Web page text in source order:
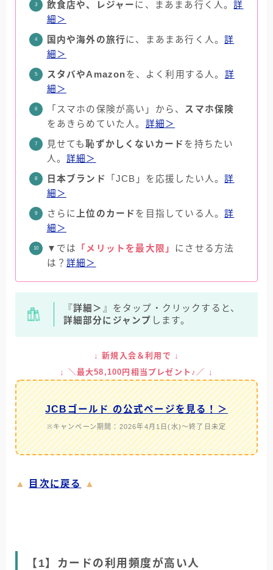
飲食店や、レジャーに、まあまあ行く人。詳
細＞
国内や海外の旅行に、まあまあ行く人。詳
細＞
スタバやAmazonを、よく利用する人。 詳
細＞
「スマホの保険が高い」から、 スマホ保険
をあきらめていた人。 詳細＞
見せても恥ずかしくないカード を持ちたい
人。 詳細＞
日本ブランド 「JCB」を応援したい人。詳
細＞
さらに上位のカード を目指している人。詳
細＞
▼では 「メリットを最大限」 にさせる方法
は？ 詳細＞
『詳細＞ 』をタップ・クリックすると、
詳細部分にジャンプ します。
↓ 新規入会＆利用で ↓
↓ ＼最大58,100円相当プレゼント♪／ ↓
JCBゴールド の公式ページを見る！＞
※キャンペーン期間：2026年4月1日(水)～終了日未定
▲ 目次に戻る ▲
【1】カードの利用頻度が高い人